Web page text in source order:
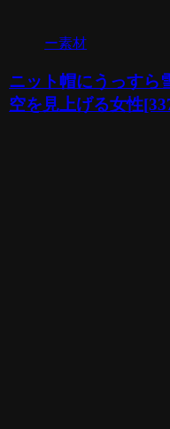
ー素材
ニット帽にうっすら
空を見上げる女性